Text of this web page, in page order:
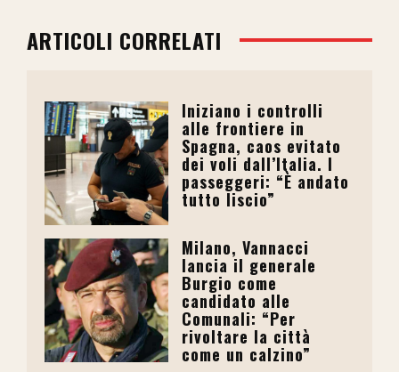
ARTICOLI CORRELATI
Iniziano i controlli
alle frontiere in
Spagna, caos evitato
dei voli dall’Italia. I
passeggeri: “È andato
tutto liscio”
Milano, Vannacci
lancia il generale
Burgio come
candidato alle
Comunali: “Per
rivoltare la città
come un calzino”